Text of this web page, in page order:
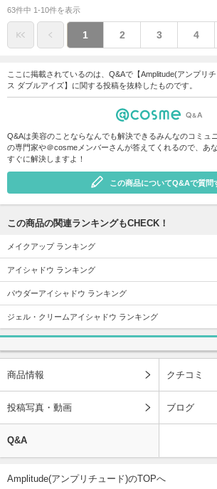
63件中 1-10件を表示
1 2 3 4
ここに掲載されているのは、Q&Aで【Amplitude(アンプリ
ス ダブルアイズ】に関する投稿を抜粋したものです。
Q&Aは美容のことならなんでも解決できるみんなのコミュ
の専門家や＠cosmeメンバーさんが答えてくれるので、あ
すぐに解決しますよ！
この商品についてQ&Aで質問
この商品の関連ランキングもCHECK！
メイクアップ ランキング
アイシャドウ ランキング
パウダーアイシャドウ ランキング
ジェル・クリームアイシャドウ ランキング
商品情報 クチコミ
投稿写真・動画 ブログ
Q&A
Amplitude(アンプリチュード)のTOPへ